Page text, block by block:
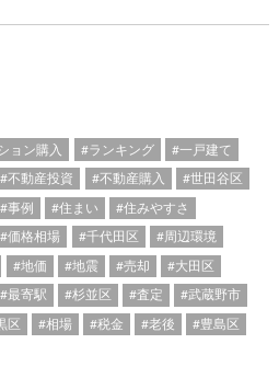
ョン購入 #ランキング
#一戸建て
#不動産投資 #不動産購入
#世田谷区
#事例 #住まい
#住みやすさ
#価格相場 #千代田区
#周辺環境
#地価 #地震 #売却
#大田区
#最寄駅 #杉並区 #査定
#武蔵野市
区 #相場 #税金 #老後
#豊島区